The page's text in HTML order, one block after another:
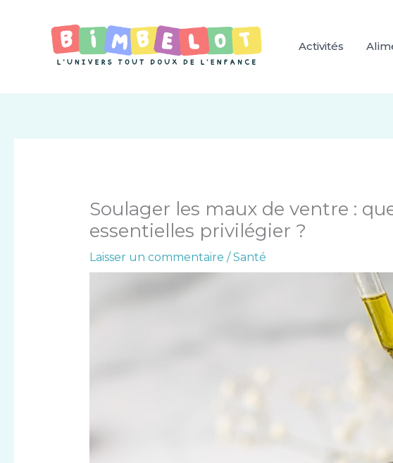
Activités
Soulager les maux de ventre :
essentielles privilégier ?
Laisser un commentaire / Santé